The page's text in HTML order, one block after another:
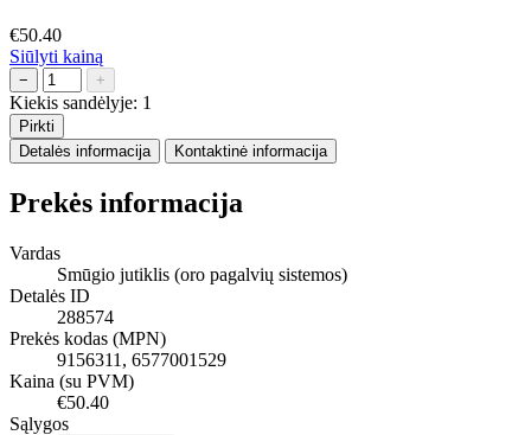
€50.40
Siūlyti kainą
− +
Kiekis sandėlyje: 1
Pirkti
Detalės informacija
Kontaktinė informacija
Prekės informacija
Vardas
Smūgio jutiklis (oro pagalvių sistemos)
Detalės ID
288574
Prekės kodas (MPN)
9156311, 6577001529
Kaina (su PVM)
€50.40
Sąlygos